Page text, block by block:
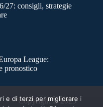
27: consigli, strategie
League:
pronostico
Copyright © 2025
e di terzi per migliorare i